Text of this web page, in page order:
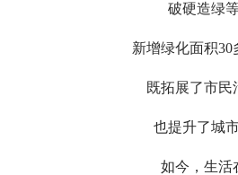
破硬造绿等
新增绿化面积30
既拓展了市民
也提升了城市
如今，生活